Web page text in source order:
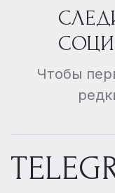
Чтобы